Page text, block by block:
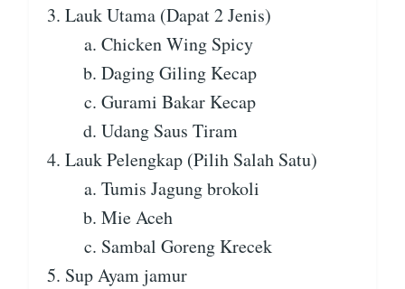
Lauk Utama (Dapat 2 Jenis)
Chicken Wing Spicy
Daging Giling Kecap
Gurami Bakar Kecap
Udang Saus Tiram
Lauk Pelengkap (Pilih Salah Satu)
Tumis Jagung brokoli
Mie Aceh
Sambal Goreng Krecek
Sup Ayam jamur